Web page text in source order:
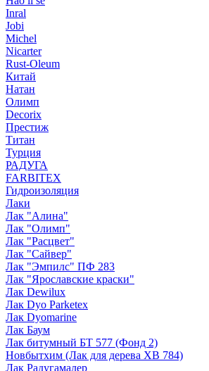
Inral
Jobi
Michel
Nicarter
Rust-Oleum
Китай
Натан
Олимп
Decorix
Престиж
Титан
Турция
РАДУГА
FARBITEX
Гидроизоляция
Лаки
Лак "Алина"
Лак "Олимп"
Лак "Расцвет"
Лак "Сайвер"
Лак "Эмпилс" ПФ 283
Лак "Ярославские краски"
Лак Dewilux
Лак Dyo Parketex
Лак Dyomarine
Лак Баум
Лак битумный БТ 577 (Фонд 2)
Новбытхим (Лак для дерева ХВ 784)
Лак Радугамалер